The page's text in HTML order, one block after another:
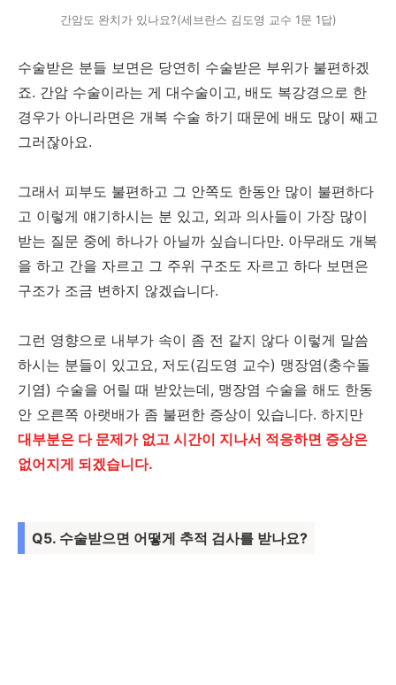
간암도 완치가 있나요?(세브란스 김도영 교수 1문 1답)
수술받은 분들 보면은 당연히 수술받은 부위가 불편하겠
죠. 간암 수술이라는 게 대수술이고, 배도 복강경으로 한
경우가 아니라면은 개복 수술 하기 때문에 배도 많이 째고
그러잖아요.
그래서 피부도 불편하고 그 안쪽도 한동안 많이 불편하다
고 이렇게 얘기하시는 분 있고, 외과 의사들이 가장 많이
받는 질문 중에 하나가 아닐까 싶습니다만. 아무래도 개복
을 하고 간을 자르고 그 주위 구조도 자르고 하다 보면은
구조가 조금 변하지 않겠습니다.
그런 영향으로 내부가 속이 좀 전 같지 않다 이렇게 말씀
하시는 분들이 있고요, 저도(김도영 교수) 맹장염(충수돌
기염) 수술을 어릴 때 받았는데, 맹장염 수술을 해도 한동
안 오른쪽 아랫배가 좀 불편한 증상이 있습니다. 하지만
대부분은 다 문제가 없고 시간이 지나서 적응하면 증상은
없어지게 되겠습니다.
Q5. 수술받으면 어떻게 추적 검사를 받나요?